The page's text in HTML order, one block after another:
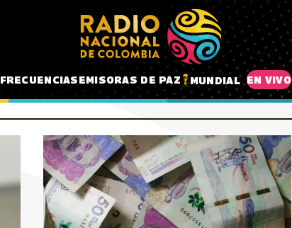
FRECUENCIASEMISORAS DE PAZ MUNDIAL EN VIVO